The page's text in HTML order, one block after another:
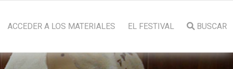
ACCEDER A LOS MATERIALES EL FESTIVAL BUSCAR